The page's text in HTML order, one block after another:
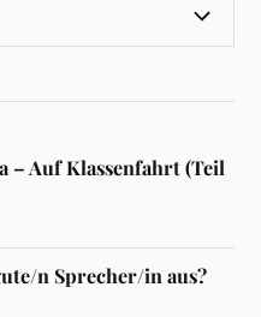
– Auf Klassenfahrt (Teil
n Sprecher/in aus?